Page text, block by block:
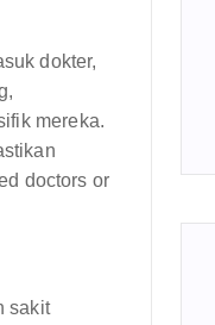
dokter,
mereka.
doctors or
sakit